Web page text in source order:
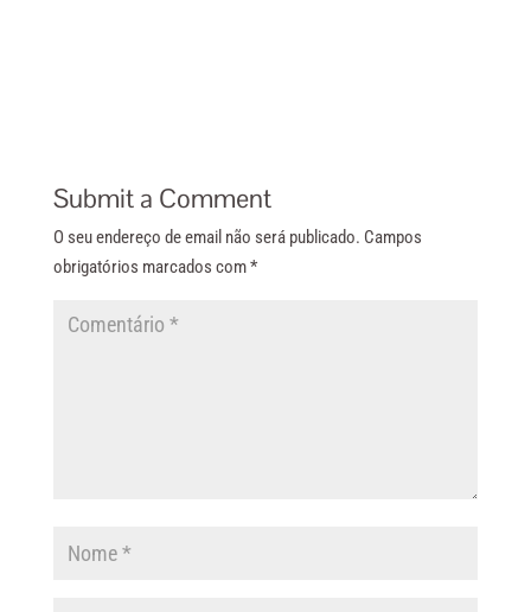
Submit a Comment
O seu endereço de email não será publicado. Campos
obrigatórios marcados com*